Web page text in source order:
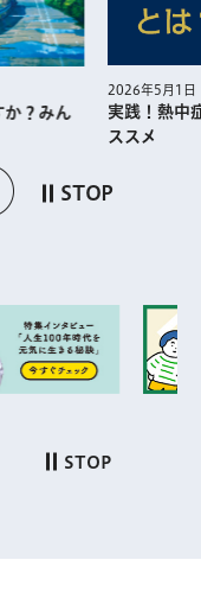
表示 次のスライドを
STOP
か？みん
2026年5月1日
実践！熱中
ススメ
示 次のスライドを表
STOP